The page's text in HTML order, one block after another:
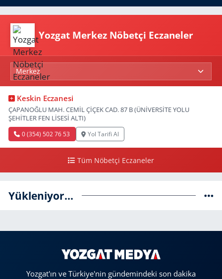
Yozgat Merkez Nöbetçi Eczaneler
Keskin Eczanesi
ÇAPANOĞLU MAH. CEMİL ÇİÇEK CAD. 87 B (ÜNİVERSİTE YOLU
ŞEHİTLER FEN LİSESİ ALTI)
0 (354) 502 76 53 Yol Tarifi Al
Tüm Nöbetçi Eczaneler
Yükleniyor...
Yozgat'ın ve Türkiye'nin gündemindeki son dakika